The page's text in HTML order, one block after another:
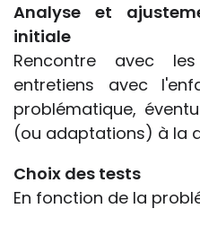
Analyse et
initiale
Rencontre avec
entretiens avec
problématique,
(ou adaptations) à la
Choix des tests
En fonction de la